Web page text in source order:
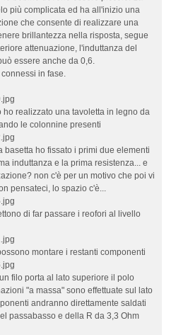
più complicata ed ha all'inizio una
che consente di realizzare una
brillantezza nella risposta, segue
attenuazione, l'induttanza del
essere anche da 0,6.
connessi in fase.
realizzato una tavoletta in legno da
le colonnine presenti
basetta ho fissato i primi due elementi
induttanza e la prima resistenza... e
non c'è per un motivo che poi vi
pensateci, lo spazio c'è...
di far passare i reofori al livello
montare i restanti componenti
filo porta al lato superiore il polo
"a massa" sono effettuate sul lato
andranno direttamente saldati
passabasso e della R da 3,3 Ohm